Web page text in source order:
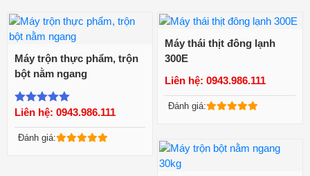
Xem chi tiết
Máy trộn thực phẩm, trộn
bột nằm ngang
Được xếp
hạng5.005
Liên hệ: 0943.986.111
Đánh giá:
Xem chi tiết
Máy thái thịt đông lạnh
300E
Liên hệ: 0943.986.111
Đánh giá: